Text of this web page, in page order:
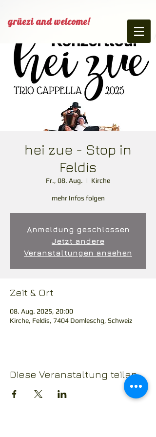
grüezi and welcome!
hei zue - Stop in
Feldis
Fr., 08. Aug.
  |
Kirche
mehr Infos folgen
Anmeldung geschlossen
Jetzt andere
Veranstaltungen ansehen
Zeit & Ort
08. Aug. 2025, 20:00
Kirche, Feldis, 7404 Domleschg, Schweiz
Diese Veranstaltung teilen